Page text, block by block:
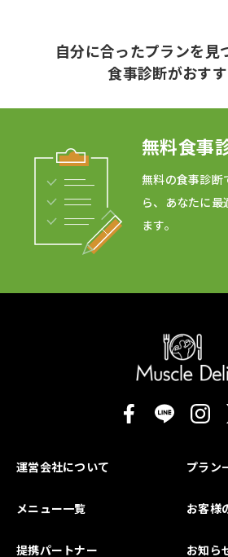
自分に合ったプランを見
食事診断がおすす
無料食事
無料の食事診断
ら、あなたに最
ます。
運営会社について プラン
メニュー一覧 お客様
提携パートナー お知ら